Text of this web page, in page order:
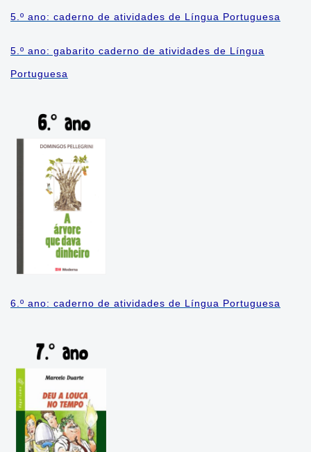
5.º ano: caderno de atividades de Língua Portuguesa
5.º ano: gabarito caderno de atividades de Língua
Portuguesa
6.º ano: caderno de atividades de Língua Portuguesa